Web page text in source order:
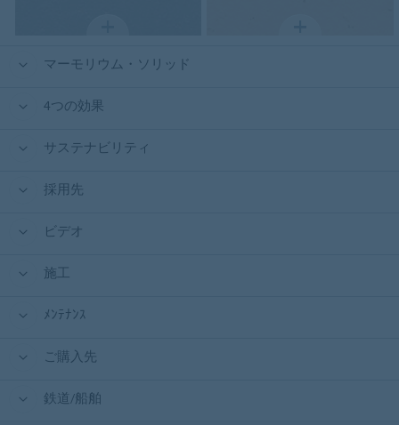
マーモリウム・ソリッド
4つの効果
サステナビリティ
採用先
ビデオ
施工
ﾒﾝﾃﾅﾝｽ
ご購入先
鉄道/船舶